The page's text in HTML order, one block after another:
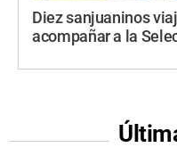
Diez sanjuaninos
acompañar a la